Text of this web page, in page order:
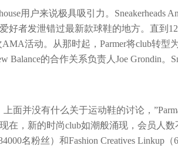
用户来说极具吸引力。Sneakerheads
好者发泄错过最新款球鞋的地方。直到
活动。从那时起，Parmer将club转
Balance的合作关系负责人Joe Grondin。
面并没有什么关于运动鞋的讨论，
在，新的时尚club如潮般涌现，会员人数
名粉丝）和Fashion Creatives Linkup